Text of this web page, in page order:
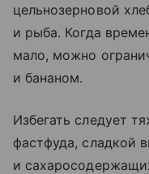
цельнозерновой
и рыба. Когда
мало, можно
и бананом.
Избегать следует
фастфуда, сладкой
и